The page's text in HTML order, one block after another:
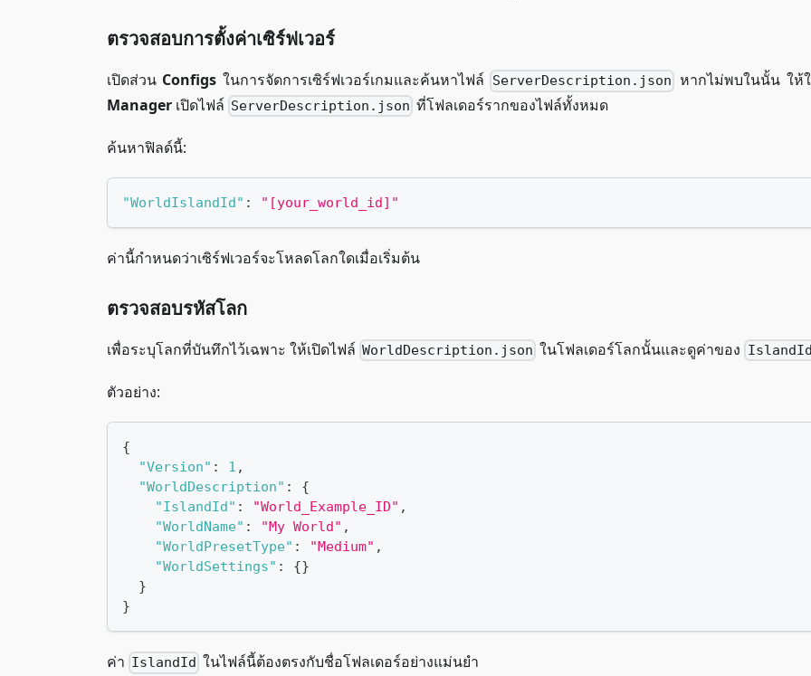
ตรวจสอบการตั้งค่าเซิร์ฟเวอร์
เปิดส่วน Configs ในการจัดการเซิร์ฟเวอร์เกมและค้นหาไฟล์ ServerDescription.json หากไม่พบในนั้น ใ
Manager เปิดไฟล์ ServerDescription.json ที่โฟลเดอร์รากของไฟล์ทั้งหมด
ค้นหาฟิลด์นี้:
"WorldIslandId" : "[your_world_id]"
ค่านี้กำหนดว่าเซิร์ฟเวอร์จะโหลดโลกใดเมื่อเริ่มต้น
ตรวจสอบรหัสโลก
เพื่อระบุโลกที่บันทึกไว้เฉพาะ ให้เปิดไฟล์ WorldDescription.json ในโฟลเดอร์โลกนั้นและดูค่าของ
ตัวอย่าง:
{
"Version" : 1 ,
"WorldDescription" :
{
"IslandId" : "World_Example_ID" ,
"WorldName" : "My World" ,
"WorldPresetType" : "Medium" ,
"WorldSettings" : {}
}
}
ค่า IslandId ในไฟล์นี้ต้องตรงกับชื่อโฟลเดอร์อย่างแม่นยำ